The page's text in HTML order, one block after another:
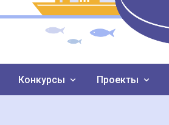
Конкурсы Проекты